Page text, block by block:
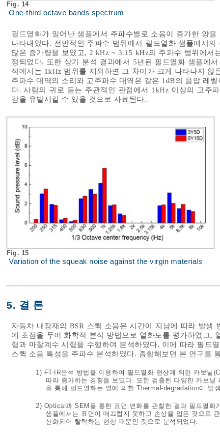
Fig. 14
One-third octave bands spectrum
필드열화가 일어난 샘플에서 주파수별로 소음이 증가한 양
나타내었다. 전반적인 주파수 범위에서 필드열화 샘플에서
많은 증가량을 보였고, 2 kHz ~ 3.15 kHz의 주파수 범위에
정되었다. 또한 상기 분석 결과에서 5년된 필드열화 샘플에
석에서는 1kHz 범위를 제외하면 그 차이가 크게 나타나지
주파수 대역의 소리와 고주파수 대역은 같은 1dB의 음압 레
다. 사람의 귀로 듣는 주관적인 관점에서 1kHz 이상의 고주
감을 유발시킬 수 있을 것으로 사료된다.
Fig. 15
Variation of the squeak noise against the virgin materials
5. 결 론
자동차 내장재의 BSR 스퀵 소음은 시간이 지남에 따라 발
에 초점을 두어 화학적 분석 방법으로 열화도를 평가하였고,
험과 마찰계수 시험을 수행하여 분석하였다. 이에 따라 필드
스퀵 소음 특성을 주파수 분석하였다. 종합해보면 본 연구를
1) FT-IR분석 방법을 이용하여 필드열화 현상에 의한 카보닐
따라 증가하는 경향을 보였다. 또한 검출된 다양한 카보
을 통해 필드열화는 열에 의한 Thermal-degradation이 발
2) Optical과 SEM을 통한 표면 변화를 관찰한 결과 필드열
샘플에서는 표면이 매끄럽지 못하고 손상을 입은 것으로
산화되어 탈락하는 현상 때문인 것으로 분석되었다.